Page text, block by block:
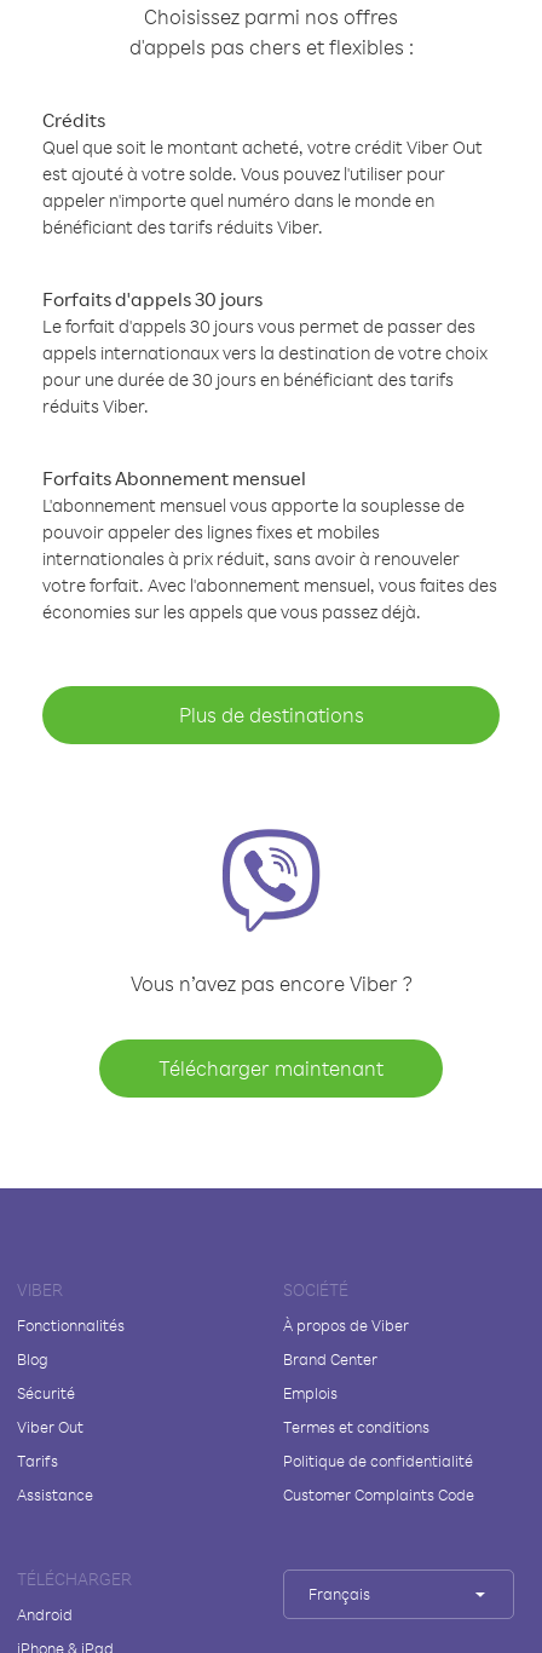
Choisissez parmi nos offres
d'appels pas chers et flexibles :
Crédits
Quel que soit le montant acheté, votre crédit Viber Out
est ajouté à votre solde. Vous pouvez l'utiliser pour
appeler n'importe quel numéro dans le monde en
bénéficiant des tarifs réduits Viber.
Forfaits d'appels 30 jours
Le forfait d'appels 30 jours vous permet de passer des
appels internationaux vers la destination de votre choix
pour une durée de 30 jours en bénéficiant des tarifs
réduits Viber.
Forfaits Abonnement mensuel
L'abonnement mensuel vous apporte la souplesse de
pouvoir appeler des lignes fixes et mobiles
internationales à prix réduit, sans avoir à renouveler
votre forfait. Avec l'abonnement mensuel, vous faites des
économies sur les appels que vous passez déjà.
Plus de destinations
Vous n’avez pas encore Viber ?
Télécharger maintenant
VIBER
Fonctionnalités
Blog
Sécurité
Viber Out
Tarifs
Assistance
SOCIÉTÉ
À propos de Viber
Brand Center
Emplois
Termes et conditions
Politique de confidentialité
Customer Complaints Code
TÉLÉCHARGER
Android
iPhone & iPad
Français